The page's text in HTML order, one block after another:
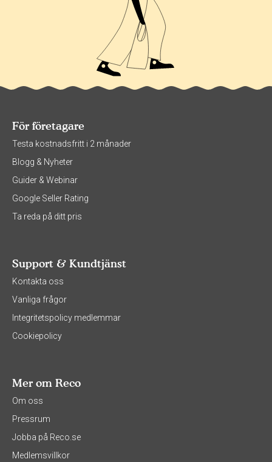
För företagare
Testa kostnadsfritt i 2 månader
Blogg & Nyheter
Guider & Webinar
Google Seller Rating
Ta reda på ditt pris
Support & Kundtjänst
Kontakta oss
Vanliga frågor
Integritetspolicy medlemmar
Cookiepolicy
Mer om Reco
Om oss
Pressrum
Jobba på Reco.se
Medlemsvillkor